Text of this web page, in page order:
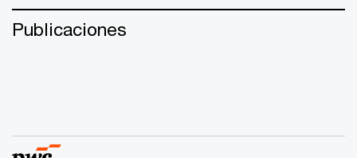
Publicaciones